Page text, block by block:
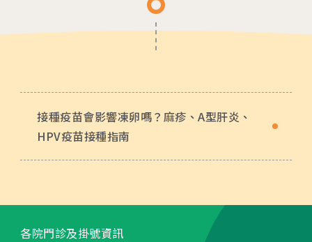
接種疫苗會影響凍卵嗎？麻疹、A型肝炎、
HPV疫苗接種指南
各院門診及掛號資訊